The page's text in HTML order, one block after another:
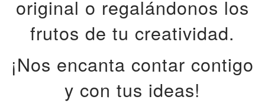
original o regalándonos los
frutos de tu creatividad.
¡Nos encanta contar contigo
y con tus ideas!